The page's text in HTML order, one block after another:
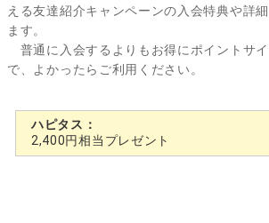
える友達紹介キャンペーンの入会特典や詳
ます。
普通に入会するよりもお得にポイントサ
で、よかったらご利用ください。
ハピタス：
2,400円相当プレゼント